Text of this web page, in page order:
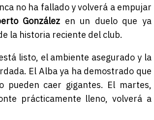
no ha fallado y volverá a empujar
González en un duelo que ya
la historia reciente del club.
listo, el ambiente asegurado y la
El Alba ya ha demostrado que
pueden caer gigantes. El martes,
prácticamente lleno, volverá a